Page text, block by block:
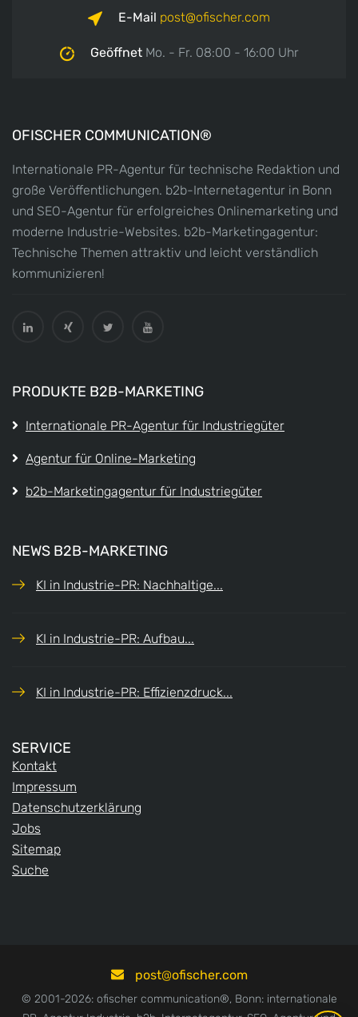
E-Mail post ofischer.com
GeöffnetMo. - Fr. 08:00 - 16:00 Uhr
OFISCHER COMMUNICATION®
Internationale PR-Agentur für technische Redaktion und
große Veröffentlichungen. b2b-Internetagentur in Bonn
und SEO-Agentur für erfolgreiches Onlinemarketing und
moderne Industrie-Websites. b2b-Marketingagentur:
Technische Themen attraktiv und leicht verständlich
kommunizieren!
PRODUKTE B2B-MARKETING
Internationale PR-Agentur für Industriegüter
Agentur für Online-Marketing
b2b-Marketingagentur für Industriegüter
NEWS B2B-MARKETING
KI in Industrie-PR: Nachhaltige...
KI in Industrie-PR: Aufbau...
KI in Industrie-PR: Effizienzdruck...
SERVICE
Kontakt
Impressum
Datenschutzerklärung
Jobs
Sitemap
Suche
post ofischer.com
© 2001-2026: ofischer communication®, Bonn: internationale